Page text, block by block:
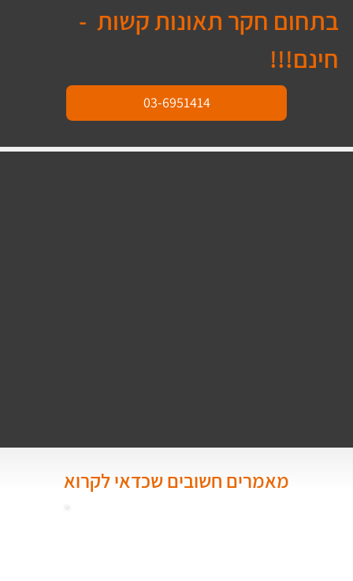
03-6951414
בתחום חקר תאונות קשות  -
חינם!!!
מאמרים חשובים שכדאי לקרוא